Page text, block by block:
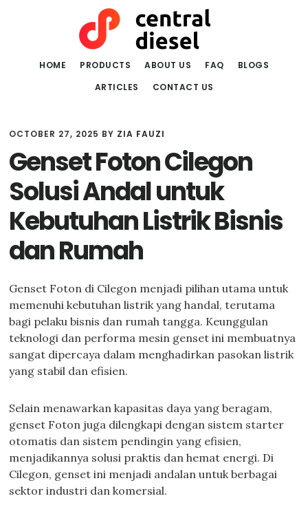
HOME PRODUCTS ABOUT US FAQ
BLOGS
ARTICLES
CONTACT US
OCTOBER 27, 2025 BY ZIA FAUZI
Genset Foton Cilegon
Solusi Andal untuk
Kebutuhan Listrik Bisnis
dan Rumah
Genset Foton di Cilegon menjadi pilihan utama untuk
memenuhi kebutuhan listrik yang handal, terutama
bagi pelaku bisnis dan rumah tangga. Keunggulan
teknologi dan performa mesin genset ini membuatnya
sangat dipercaya dalam menghadirkan pasokan listrik
yang stabil dan efisien.
Selain menawarkan kapasitas daya yang beragam,
genset Foton juga dilengkapi dengan sistem starter
otomatis dan sistem pendingin yang efisien,
menjadikannya solusi praktis dan hemat energi. Di
Cilegon, genset ini menjadi andalan untuk berbagai
sektor industri dan komersial.